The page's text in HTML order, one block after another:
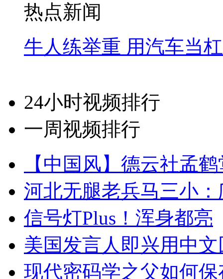
热点新闻
牛人练举重 用汽车当
24小时视频排行
一周视频排行
【中国风】德云社孟
河北无腿老兵马三小
信号灯Plus！浑身都亮
美国发言人即兴用中
现代密码学之父如何